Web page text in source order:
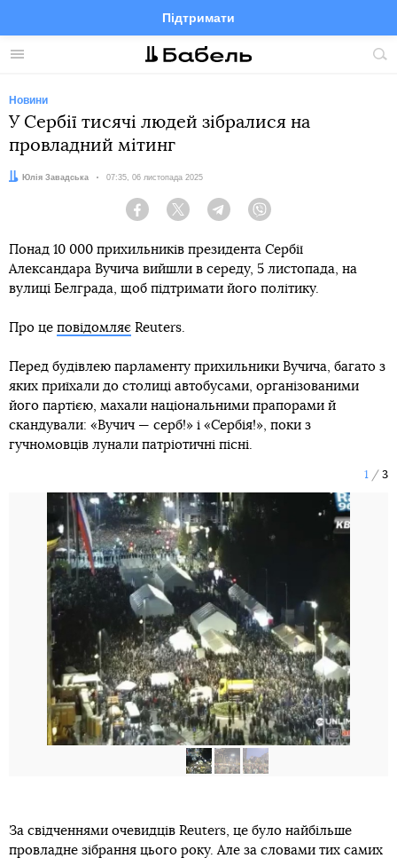
Меню
Підтримати
FacebookTelegramTwitter
Новини
У Сербії тисячі людей зібралися на
провладний мітинг
Автор:Юлія Завадська Дата:
07:35, 06 листопада 2025
Facebook Twitter Telegram
Понад 10 000 прихильників президента Сербії
Александара Вучича вийшли в середу, 5 листопада, на
вулиці Белграда, щоб підтримати його політику.
Про це повідомляє Reuters.
Перед будівлею парламенту прихильники Вучича, багато з
яких приїхали до столиці автобусами, організованими
його партією, махали національними прапорами й
скандували: «Вучич — серб!» і «Сербія!», поки з
гучномовців лунали патріотичні пісні.
1 3
За свідченнями очевидців Reuters, це було найбільше
провладне зібрання цього року. Але за словами тих самих